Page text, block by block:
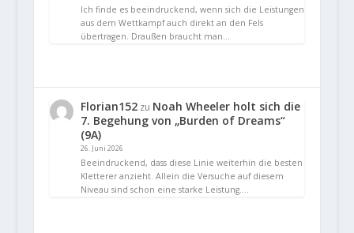
Ich finde es beeindruckend, wenn sich die Leistungen
aus dem Wettkampf auch direkt an den Fels
übertragen. Draußen braucht man…
Florian152zu Noah Wheeler holt sich die
7. Begehung von „Burden of Dreams“
(9A)
26. Juni 2026
Beeindruckend, dass diese Linie weiterhin die besten
Kletterer anzieht. Allein die Versuche auf diesem
Niveau sind schon eine starke Leistung.…